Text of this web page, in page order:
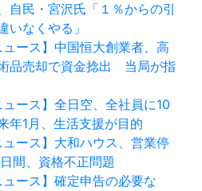
自民・宮沢氏「１％からの引
いなくやる」
ュース】中国恒大創業者、高
品売却で資金捻出 当局が指
ュース】全日空、全社員に10
1月、生活支援が目的
ュース】大和ハウス、営業停
間、資格不正問題
ュース】確定申告の必要な